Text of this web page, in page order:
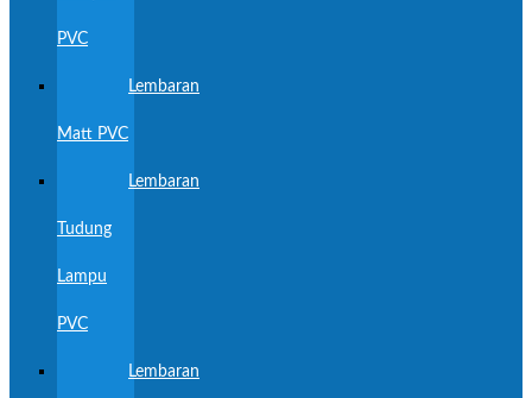
PVC
Lembaran
Matt PVC
Lembaran
Tudung
Lampu
PVC
Lembaran